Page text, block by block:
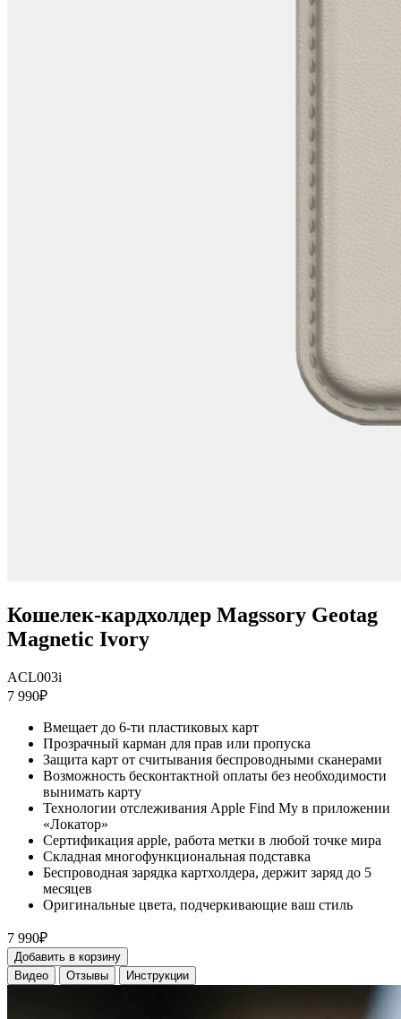
Кошелек-кардхолдер Magssory Geotag
Magnetic Ivory
ACL003i
7 990₽
Вмещает до 6-ти пластиковых карт
Прозрачный карман для прав или пропуска
Защита карт от считывания беспроводными сканерами
Возможность бесконтактной оплаты без необходимости
вынимать карту
Технологии отслеживания Apple Find My в приложении
«Локатор»
Сертификация apple, работа метки в любой точке мира
Складная многофункциональная подставка
Беспроводная зарядка картхолдера, держит заряд до 5
месяцев
Оригинальные цвета, подчеркивающие ваш стиль
7 990₽
Добавить в корзину
Видео
Отзывы Инструкции